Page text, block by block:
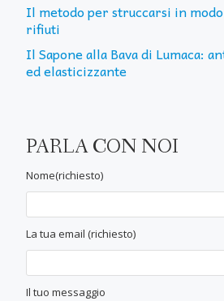
Il metodo per struccarsi in
rifiuti
Il Sapone alla Bava di Lumaca:
ed elasticizzante
PARLA CON NOI
Nome(richiesto)
La tua email (richiesto)
Il tuo messaggio